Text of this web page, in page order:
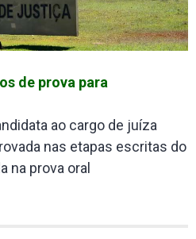
de prova para
ao cargo de juíza
nas etapas escritas do
na prova oral